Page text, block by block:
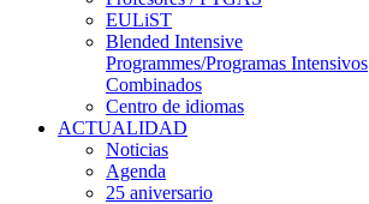
EULiST
Blended Intensive
Programmes/Programas Intensivos
Combinados
Centro de idiomas
ACTUALIDAD
Noticias
Agenda
25 aniversario